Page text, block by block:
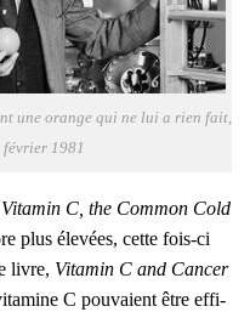
une orange qui ne lui a rien fait,
février 1981
Vita­min C, the Com­mon Cold
plus éle­vées, cette fois-ci
livre, Vita­min C and Can­cer
C pou­vaient être effi­